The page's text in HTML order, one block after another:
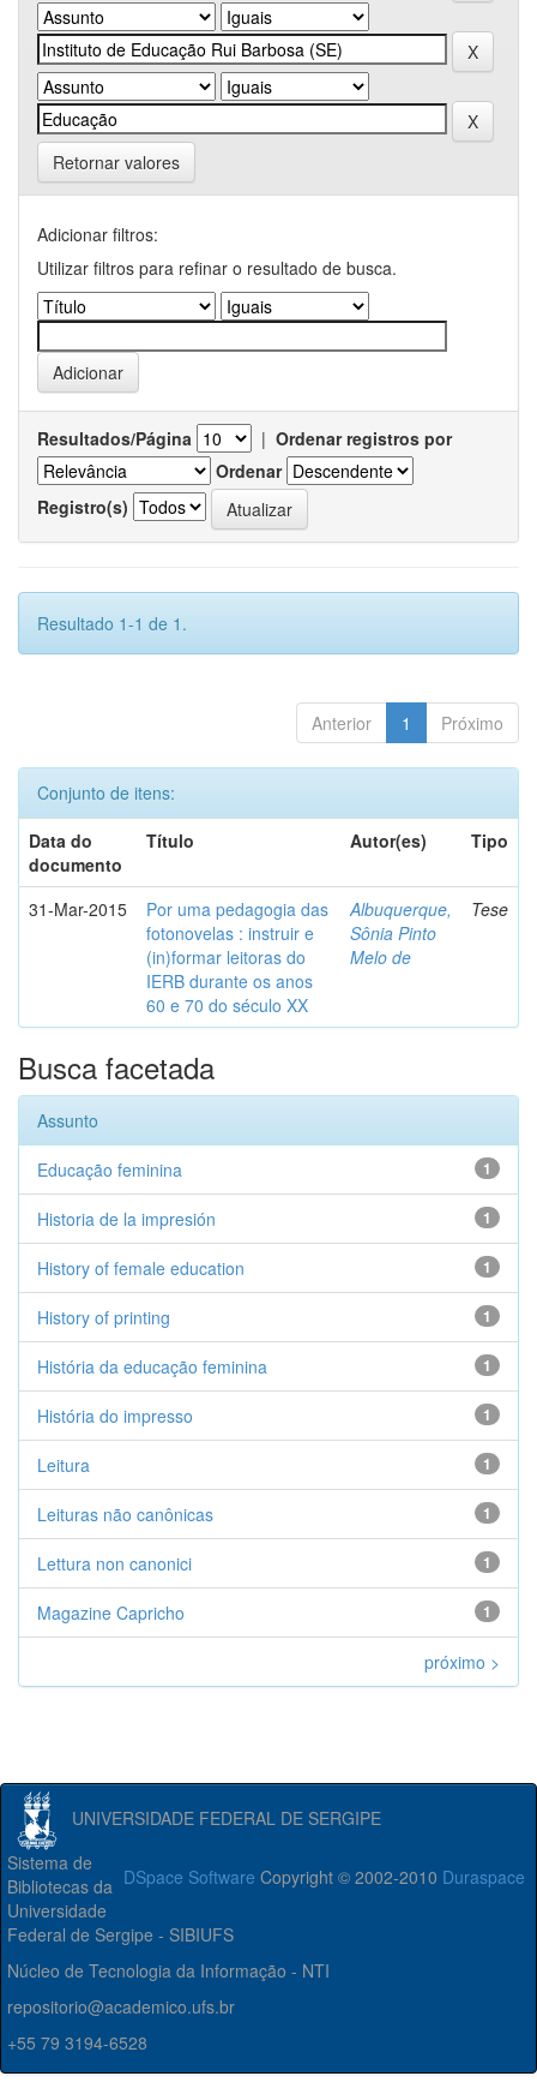
Retornar valores
Adicionar filtros:
Utilizar filtros para refinar o resultado de busca.
Resultados/Página | Ordenar registros por
Ordenar
Registro(s)
Resultado 1-1 de 1.
Anterior 1 Próximo
Conjunto de itens:
Data do
documento
Título Autor(es) Tipo
31-Mar-2015
Por uma pedagogia das
fotonovelas : instruir e
(in)formar leitoras do
IERB durante os anos
60 e 70 do século XX
Albuquerque,
Sônia Pinto
Melo de
Tese
Busca facetada
Assunto
1
Educação feminina
1
Historia de la impresión
1
History of female education
1
History of printing
1
História da educação feminina
1
História do impresso
1
Leitura
1
Leituras não canônicas
1
Lettura non canonici
1
Magazine Capricho
próximo >
UNIVERSIDADE FEDERAL DE SERGIPE
DSpace Software Copyright © 2002-2010 Duraspace
Sistema de
Bibliotecas da
Universidade
Federal de Sergipe - SIBIUFS
Núcleo de Tecnologia da Informação - NTI
repositorio@academico.ufs.br
+55 79 3194-6528